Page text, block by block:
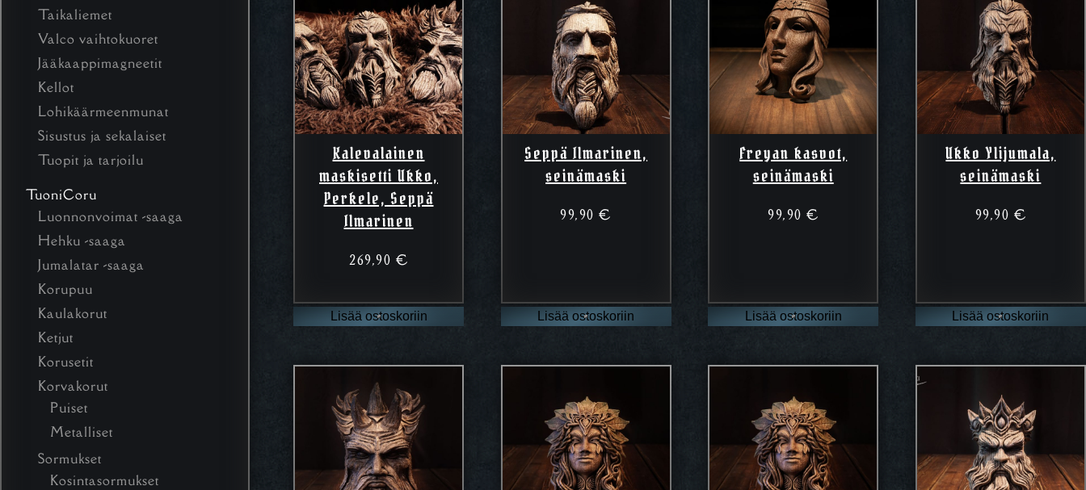
Taikaliemet
Valco vaihtokuoret
Jääkaappimagneetit
Kellot
Lohikäärmeenmunat
Sisustus ja sekalaiset
Tuopit ja tarjoilu
TuoniCoru
Luonnonvoimat -saaga
Hehku -saaga
Jumalatar -saaga
Korupuu
Kaulakorut
Ketjut
Korusetit
Korvakorut
Puiset
Metalliset
Sormukset
Kosintasormukset
Kalevalainen
maskisetti Ukko,
Perkele, Seppä
Ilmarinen
269,90 €
Lisää ostoskoriin
Seppä Ilmarinen,
seinämaski
99,90€
Lisää ostoskoriin
Freyan kasvot,
seinämaski
99,90 €
Lisää ostoskoriin
Ukko Ylijumala,
seinämaski
99,90 €
Lisää ostoskoriin